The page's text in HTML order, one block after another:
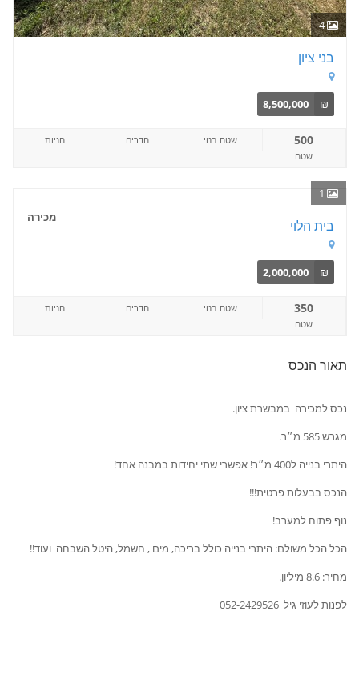
4
בני ציון
₪
8,500,000
500
שטח
שטח בנוי חדרים חניות
מכירה
בית הלוי
₪
2,000,000
350
שטח
שטח בנוי חדרים חניות
תאור הנכס
נכס למכירה במבשרת ציון.
מגרש 585 מ״ר.
היתרי בנייה ל400 מ״ר! אפשרי שתי יחידות במבנה אחד!
הנכס בבעלות פרטית!!!
נוף פתוח למערב!
הכל הכל משולם: היתרי בנייה כולל בריכה, מים , חשמל, היטל השבחה ועוד!!
מחיר: 8.6 מיליון.
לפנות לעוזי גיל 052-2429526